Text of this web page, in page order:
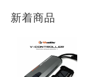
新着商品